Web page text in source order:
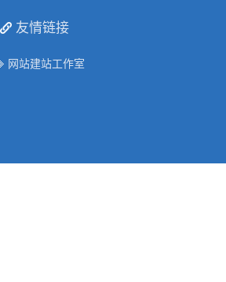
友情链接
网站建站工作室